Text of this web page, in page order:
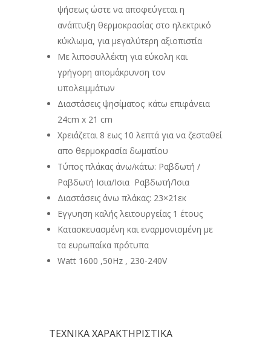
ψήσεως ώστε να αποφεύγεται η
ανάπτυξη θερμοκρασίας στο ηλεκτρικό
κύκλωμα, για μεγαλύτερη αξιοπιστία
Με λιποσυλλέκτη για εύκολη και
γρήγορη απομάκρυνση τον
υπολειμμάτων
Διαστάσεις ψησίματος: κάτω επιφάνεια
24cm x 21 cm
Χρειάζεται 8 εως 10 λεπτά για να ζεσταθεί
απο θερμοκρασία δωματίου
Τύπος πλάκας άνω/κάτω: Ραβδωτή /
Ραβδωτή Ισια/Ισια Ραβδωτή/Ίσια
Διαστάσεις άνω πλάκας: 23×21εκ
Εγγυηση καλής λειτουργείας 1 έτους
Κατασκευασμένη και εναρμονισμένη με
τα ευρωπαίκα πρότυπα
Watt 1600 ,50Hz , 230-240V
ΤΕΧΝΙΚΑ ΧΑΡΑΚΤΗΡΙΣΤΙΚΑ